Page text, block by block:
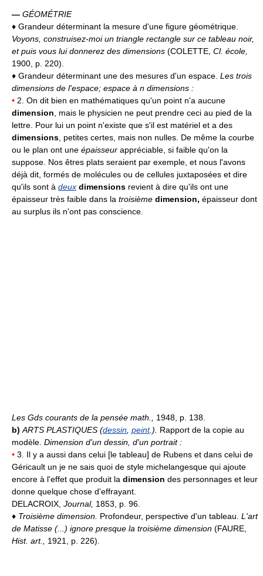
— GÉOMÉTRIE
♦ Grandeur déterminant la mesure d'une figure géométrique.
Voyons, construisez-moi un triangle rectangle sur ce tableau noir,
et puis vous lui donnerez des dimensions (COLETTE, Cl. école,
1900, p. 220).
♦ Grandeur déterminant une des mesures d'un espace. Les trois
dimensions de l'espace; espace à n dimensions :
• 2. On dit bien en mathématiques qu'un point n'a aucune
dimension , mais le physicien ne peut prendre ceci au pied de la
lettre. Pour lui un point n'existe que s'il est matériel et a des
dimensions , petites certes, mais non nulles. De même la courbe
ou le plan ont une épaisseur appréciable, si faible qu'on la
suppose. Nos êtres plats seraient par exemple, et nous l'avons
déjà dit, formés de molécules ou de cellules juxtaposées et dire
qu'ils sont à deux dimensions revient à dire qu'ils ont une
épaisseur très faible dans la troisième dimension, épaisseur dont
au surplus ils n'ont pas conscience.
Les Gds courants de la pensée math., 1948, p. 138.
b) ARTS PLASTIQUES (dessin peint.). Rapport de la copie au
modèle. Dimension d'un dessin, d'un portrait :
• 3. Il y a aussi dans celui [le tableau] de Rubens et dans celui de
Géricault un je ne sais quoi de style michelangesque qui ajoute
encore à l'effet que produit la dimension des personnages et leur
donne quelque chose d'effrayant.
DELACROIX, Journal, 1853, p. 96.
♦ Troisième dimension. Profondeur, perspective d'un tableau. L'art
de Matisse (...) ignore presque la troisième dimension (FAURE,
Hist. art., 1921, p. 226).